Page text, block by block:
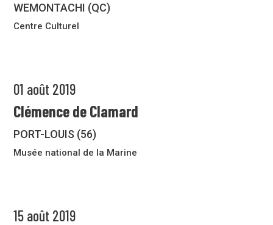
WEMONTACHI (QC)
Centre Culturel
01 août 2019
Clémence de Clamard
PORT-LOUIS (56)
Musée national de la Marine
15 août 2019